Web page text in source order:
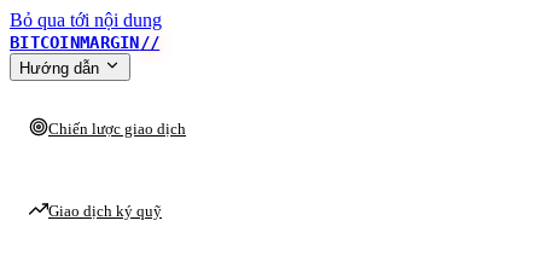
Bỏ qua tới nội dung
BITCOINMARGIN//
Hướng dẫn
Chiến lược giao dịch
Giao dịch ký quỹ